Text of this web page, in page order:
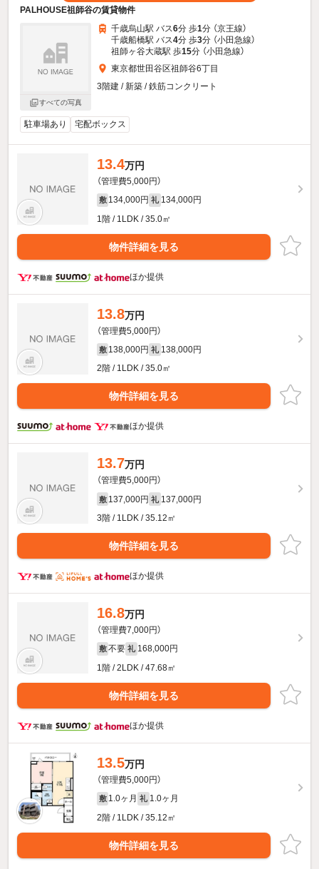
PALHOUSE祖師谷の賃貸物件
すべての写真
千歳烏山駅 バス6分 歩1分 （京王線）
千歳船橋駅 バス4分 歩3分 （小田急線）
祖師ヶ谷大蔵駅 歩15分 （小田急線）
東京都世田谷区祖師谷6丁目
3階建 / 新築 / 鉄筋コンクリート
駐車場あり 宅配ボックス
13.4万円
（管理費5,000円）
敷 134,000円 礼 134,000円
1階 / 1LDK / 35.0㎡
物件詳細を見る
ほか提供
13.8万円
（管理費5,000円）
敷 138,000円 礼 138,000円
2階 / 1LDK / 35.0㎡
物件詳細を見る
ほか提供
13.7万円
（管理費5,000円）
敷 137,000円 礼 137,000円
3階 / 1LDK / 35.12㎡
物件詳細を見る
ほか提供
16.8万円
（管理費7,000円）
敷 不要 礼 168,000円
1階 / 2LDK / 47.68㎡
物件詳細を見る
ほか提供
13.5万円
（管理費5,000円）
敷 1.0ヶ月 礼 1.0ヶ月
2階 / 1LDK / 35.12㎡
物件詳細を見る